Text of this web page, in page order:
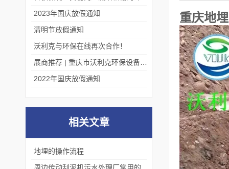
重庆地
2023年国庆放假通知
清明节放假通知
沃利克与环保在线再次合作！
2022年国庆放假通知
相关文章
地埋的操作流程